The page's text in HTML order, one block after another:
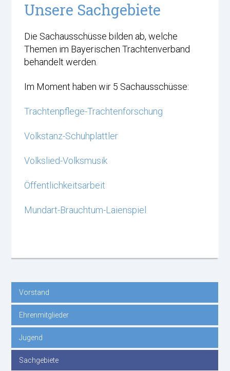
Unsere Sachgebiete
Die Sachausschüsse bilden ab, welche
Themen im Bayerischen Trachtenverband
behandelt werden.
Im Moment haben wir 5 Sachausschüsse:
Trachtenpflege-Trachtenforschung
Volkstanz-Schuhplattler
Volkslied-Volksmusik
Öffentlichkeitsarbeit
Mundart-Brauchtum-Laienspiel
Navigation
überspringen
Vorstand
Ehrenmitglieder
Jugend
Sachgebiete